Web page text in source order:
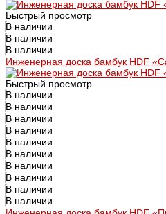
Быстрый просмотр
В наличии
В наличии
В наличии
Инженерная доска бамбук HDF
Быстрый просмотр
В наличии
В наличии
В наличии
В наличии
В наличии
В наличии
В наличии
В наличии
В наличии
В наличии